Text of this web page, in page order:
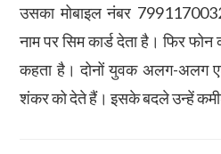
उसका मोबाइल नंबर
नाम पर सिम कार्ड देता है। फिर
कहता है। दोनों युवक अलग-अलग
शंकर को देते हैं। इसके बदले उन्हें